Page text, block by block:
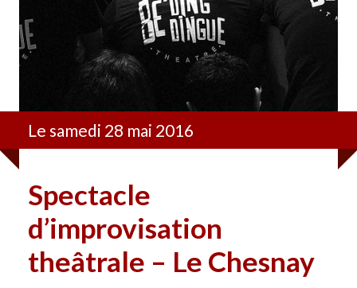
Le samedi 28 mai 2016
Spectacle
d’improvisation
theâtrale – Le Chesnay